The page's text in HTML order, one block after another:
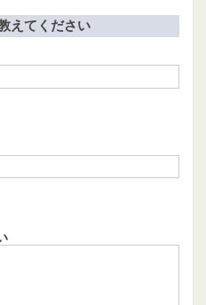
えてください